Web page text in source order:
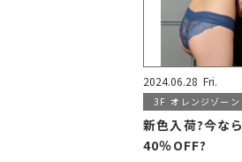
2024.06.28 Fri.
3F オレンジゾーン
新色入荷?今な
40％OFF?